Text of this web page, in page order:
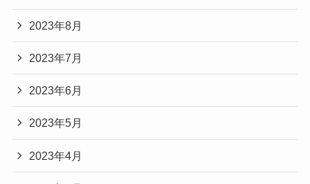
2023年8月
2023年7月
2023年6月
2023年5月
2023年4月